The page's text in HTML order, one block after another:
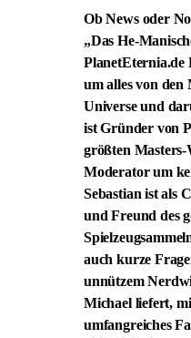
Ob News oder
„Das He-
PlanetEternia.de
um alles von den
Universe und
ist Gründer von
größten Masters-
Moderator um
Sebastian ist als
und Freund des
auch kurze
unnützem
Michael liefert,
umfangreiches